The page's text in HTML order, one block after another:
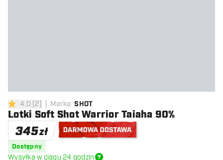
4 gwiazdki oceny
4.0 [2] Marka: SHOT
Lotki Soft Shot Warrior Taiaha 90%
345zł
Dostępny
Wysyłka w ciągu 24 godzin